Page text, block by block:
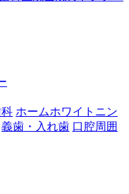
ホームホワイトニン
義歯・入れ歯 口腔周囲